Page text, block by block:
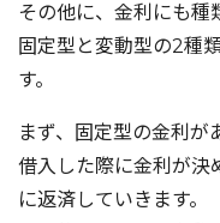
その他に、金利にも種
固定型と変動型の2種
す。
まず、固定型の金利が
借入した際に金利が決
に返済していきます。